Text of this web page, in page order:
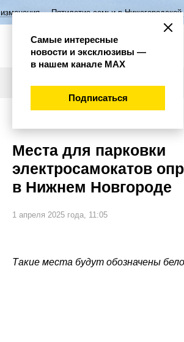
семьи в Нижегородской области Год
Места для парковки
электросамокатов
в Нижнем Новгороде
1 апреля 2025 года, 11:05
Такие места будут обозначены
Самые интересные
новости и эксклюзивы —
в нашем канале МАХ
Подписаться